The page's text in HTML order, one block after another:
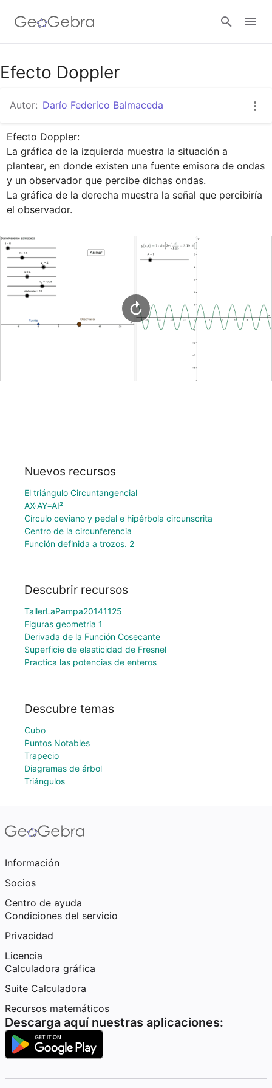
Google Classroom
GeoGebra Classroom
Abrir sesión
Efecto Doppler
Autor: Darío Federico Balmaceda
Efecto Doppler:
La gráfica de la izquierda muestra la situación a
plantear, en donde existen una fuente emisora de ondas
y un observador que percibe dichas ondas.
La gráfica de la derecha muestra la señal que percibiría
el observador.
Nuevos recursos
El triángulo Circuntangencial
AX·AY=AI²
Círculo ceviano y pedal e hipérbola circunscrita
Centro de la circunferencia
Función definida a trozos. 2
Descubrir recursos
TallerLaPampa20141125
Figuras geometria 1
Derivada de la Función Cosecante
Superficie de elasticidad de Fresnel
Practica las potencias de enteros
Descubre temas
Cubo
Puntos Notables
Trapecio
Diagramas de árbol
Triángulos
Información
Socios
Centro de ayuda
Condiciones del servicio
Privacidad
Licencia
Calculadora gráfica
Suite Calculadora
Recursos matemáticos
Descarga aquí nuestras aplicaciones: